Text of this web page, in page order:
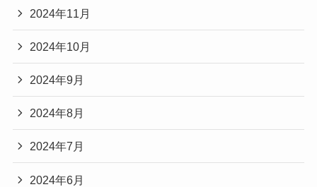
2024年11月
2024年10月
2024年9月
2024年8月
2024年7月
2024年6月